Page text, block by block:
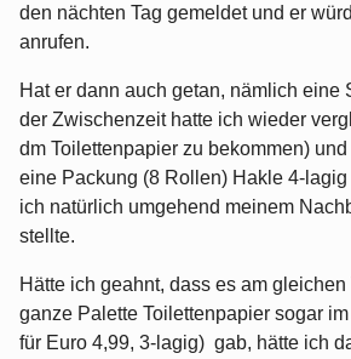
den nächten Tag gemeldet und er
anrufen.
Hat er dann auch getan, nämlich eine
der Zwischenzeit hatte ich wieder
dm Toilettenpapier zu bekommen)
eine Packung (8 Rollen) Hakle 4-
ich natürlich umgehend meinem
stellte.
Hätte ich geahnt, dass es am
ganze Palette Toilettenpapier sogar
für Euro 4,99, 3-lagig) gab, hätte ich